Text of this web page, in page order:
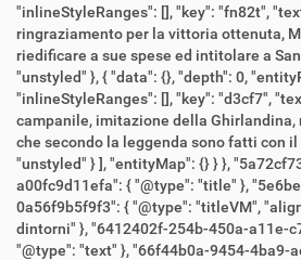
"inlineStyleRanges": [], "key": "fn82t", "text": "A titolo di
ringraziamento per la vittoria ottenuta,
riedificare a sue spese ed intitolare a
"unstyled" }, { "data": {}, "depth": 0, "entityRanges": [],
"inlineStyleRanges": [], "key": "d3cf7", "text": "Celebre anche il suo
campanile, imitazione della
che secondo la leggenda sono fatti con il
"unstyled" } ], "entityMap": {} } }, "5a72cf73-62d6-4f42-8c81-
a00fc9d11efa": { "@type": "title" }, "5e6be8a0-d77e-4886-b98a-
0a56f9b5f9f3": { "@type": "titleVM", "align": "left", "title": "Nei
dintorni" }, "6412402f-254b-450a-a11e-c70668229e41": {
"@type": "text" }, "66f44b0a-9454-4ba9-ae0c-47e7179fc21e": {